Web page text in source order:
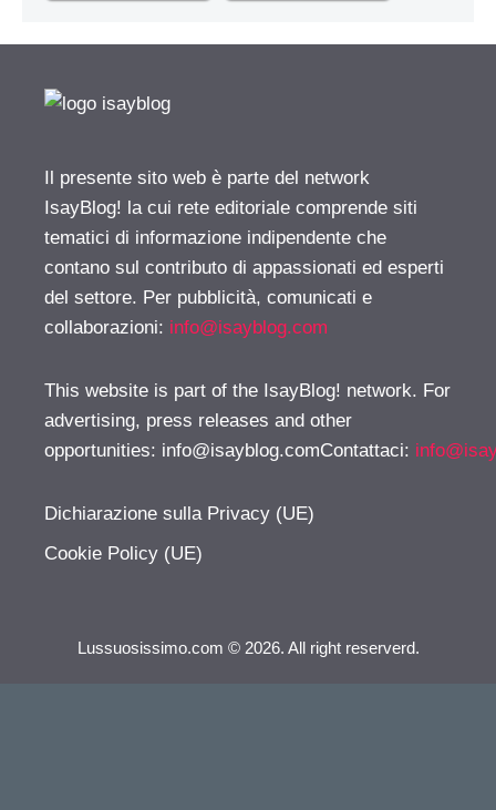
Il presente sito web è parte del network
IsayBlog! la cui rete editoriale comprende siti
tematici di informazione indipendente che
contano sul contributo di appassionati ed esperti
del settore. Per pubblicità, comunicati e
collaborazioni: info@isayblog.com
This website is part of the IsayBlog! network. For
advertising, press releases and other
opportunities: info@isayblog.comContattaci:
Dichiarazione sulla Privacy (UE)
Cookie Policy (UE)
Lussuosissimo.com © 2026. All right reserverd.